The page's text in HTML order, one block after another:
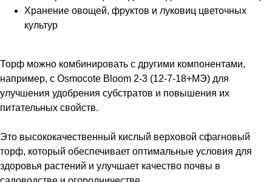
Хранение овощей, фруктов и луковиц цветочных
культур
Торф можно комбинировать с другими компонентами,
например, с Osmocote Bloom 2-3 (12-7-18+МЭ) для
улучшения удобрения субстратов и повышения их
питательных свойств.
Это высококачественный кислый верховой сфагновый
торф, который обеспечивает оптимальные условия для
здоровья растений и улучшает качество почвы в